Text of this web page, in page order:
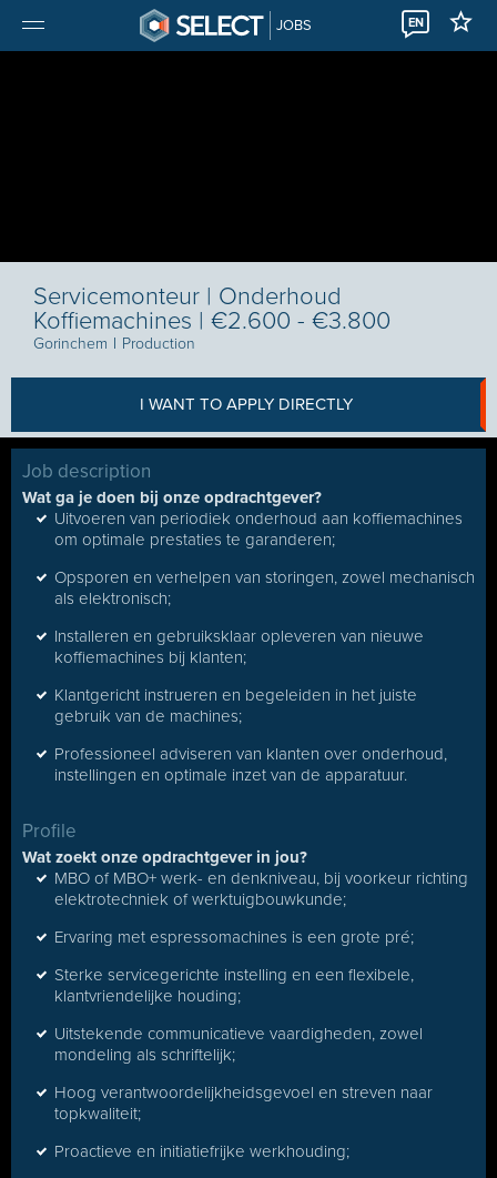
JOBS EN
Servicemonteur | Onderhoud
Koffiemachines | €2.600 - €3.800
Gorinchem I Production
I WANT TO APPLY DIRECTLY
Job description
Wat ga je doen bij onze opdrachtgever?
Uitvoeren van periodiek onderhoud aan koffiemachines
om optimale prestaties te garanderen;
Opsporen en verhelpen van storingen, zowel mechanisch
als elektronisch;
Installeren en gebruiksklaar opleveren van nieuwe
koffiemachines bij klanten;
Klantgericht instrueren en begeleiden in het juiste
gebruik van de machines;
Professioneel adviseren van klanten over onderhoud,
instellingen en optimale inzet van de apparatuur.
Profile
Wat zoekt onze opdrachtgever in jou?
MBO of MBO+ werk- en denkniveau, bij voorkeur richting
elektrotechniek of werktuigbouwkunde;
Ervaring met espressomachines is een grote pré;
Sterke servicegerichte instelling en een flexibele,
klantvriendelijke houding;
Uitstekende communicatieve vaardigheden, zowel
mondeling als schriftelijk;
Hoog verantwoordelijkheidsgevoel en streven naar
topkwaliteit;
Proactieve en initiatiefrijke werkhouding;